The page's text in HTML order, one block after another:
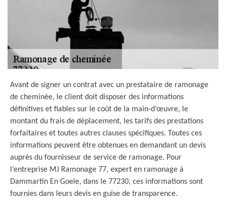
Avant de signer un contrat avec un prestataire de ramonage
de cheminée, le client doit disposer des informations
définitives et fiables sur le coût de la main-d’œuvre, le
montant du frais de déplacement, les tarifs des prestations
forfaitaires et toutes autres clauses spécifiques. Toutes ces
informations peuvent être obtenues en demandant un devis
auprès du fournisseur de service de ramonage. Pour
l’entreprise MJ Ramonage 77, expert en ramonage à
Dammartin En Goele, dans le 77230, ces informations sont
fournies dans leurs devis en guise de transparence.